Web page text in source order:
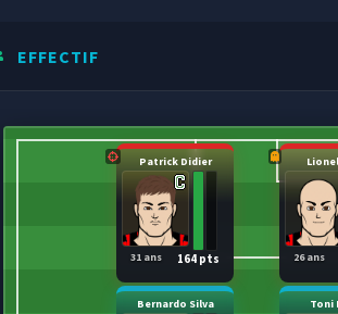
EFFECTIF
Bernardo Silva Toni
Patrick Didier
164 pts
31 ans 26 ans